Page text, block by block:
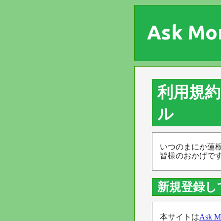
Ask
利用規
ル
いつのまにか蓮
皆様のおかげで
新規登録
本サイトはAsk